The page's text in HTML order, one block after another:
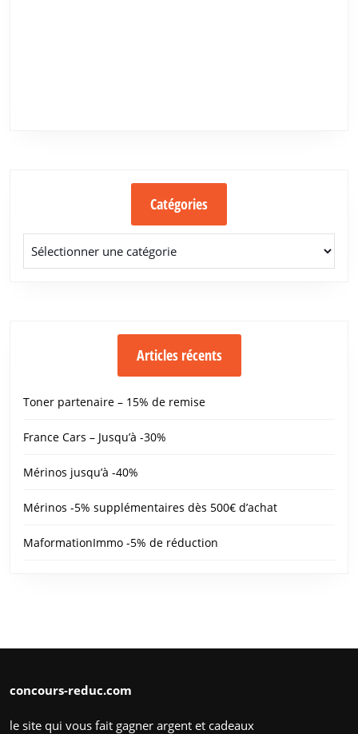
Catégories
Articles récents
Toner partenaire – 15% de remise
France Cars – Jusqu’à -30%
Mérinos jusqu’à -40%
Mérinos -5% supplémentaires dès 500€ d’achat
MaformationImmo -5% de réduction
concours-reduc.com
le site qui vous fait gagner argent et cadeaux